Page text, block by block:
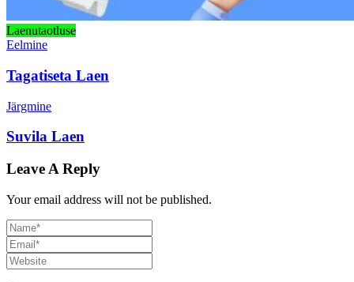
Laenutaotluse
Eelmine
Tagatiseta Laen
Järgmine
Suvila Laen
Leave A Reply
Your email address will not be published.